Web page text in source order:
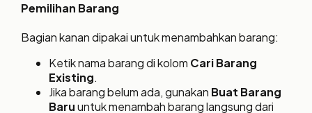
Pemilihan Barang
Bagian kanan dipakai untuk menambahkan barang:
Ketik nama barang di kolom Cari Barang
Existing.
Jika barang belum ada, gunakan Buat Barang
Baruuntuk menambah barang langsung dari